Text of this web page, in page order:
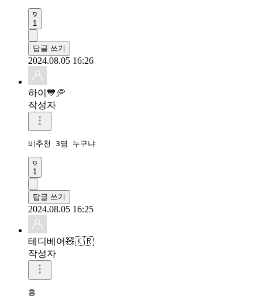
1
답글 쓰기
2024.08.05 16:26
하이💙🥏
작성자
비추천 3명 누구냐
1
답글 쓰기
2024.08.05 16:25
테디베어🧸🇰🇷
작성자
흥